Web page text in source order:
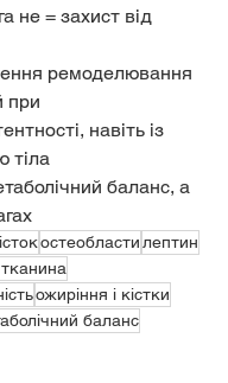
не = захист від
ремоделювання
при
навіть із
тіла
баланс, а
остеобластилептин
тканина
ожиріння і кістки
баланс